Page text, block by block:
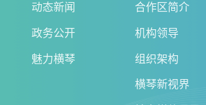
动态新闻
政务公开
魅力横琴
合作区简介
机构领导
组织架构
横琴新视界